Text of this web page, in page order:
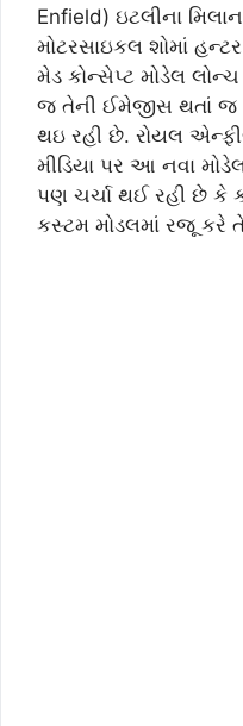
Enfield) ઇટલીના
મોટરસાઇકલ શોમાં
મેડ કોન્સેપ્ટ મોડેલ
જ તેની ઈમેજીસ થતાં
થઇ રહી છે. રોયલ
મીડિયા પર આ નવા
પણ ચર્ચા થઈ રહી છે કે
કસ્ટમ મોડલમાં રજૂ કરે